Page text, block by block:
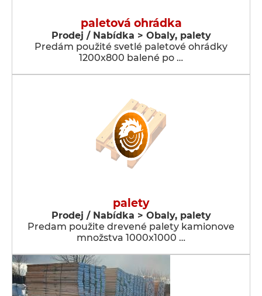
paletová ohrádka
Prodej / Nabídka > Obaly, palety
Predám použité svetlé paletové ohrádky
1200x800 balené po …
palety
Prodej / Nabídka > Obaly, palety
Predam použite drevené palety kamionove
množstva 1000x1000 …